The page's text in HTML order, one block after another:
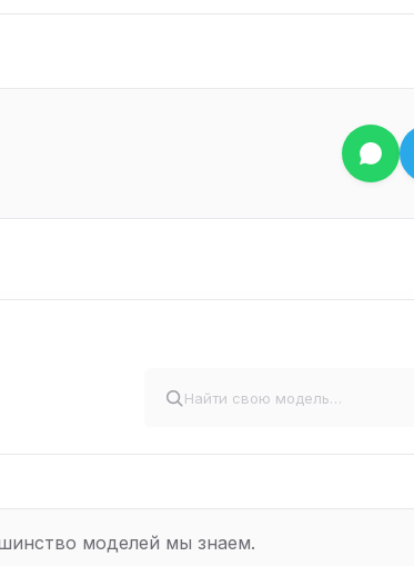
моделей мы знаем.